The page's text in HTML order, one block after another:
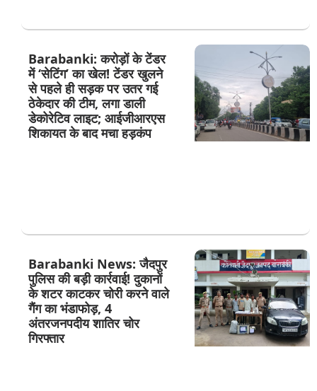
Barabanki: करोड़ों के टेंडर
में ‘सेटिंग’ का खेल! टेंडर खुलने
से पहले ही सड़क पर उतर गई
ठेकेदार की टीम, लगा डाली
डेकोरेटिव लाइट; आईजीआरएस
शिकायत के बाद मचा हड़कंप
Barabanki News: जैदपुर
पुलिस की बड़ी कार्रवाई! दुकानों
के शटर काटकर चोरी करने वाले
गैंग का भंडाफोड़, 4
अंतरजनपदीय शातिर चोर
गिरफ्तार